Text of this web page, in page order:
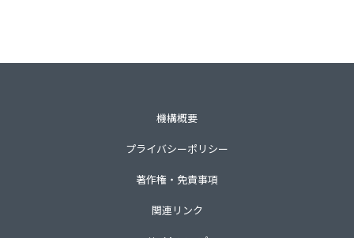
機構概要
プライバシーポリシー
著作権・免責事項
関連リンク